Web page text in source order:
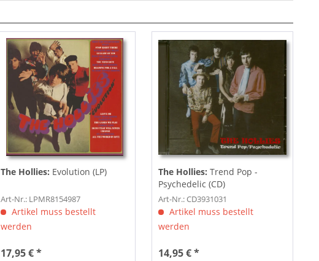
The Hollies: Evolution (LP)
Art-Nr.: LPMR8154987
Artikel muss bestellt
werden
17,95 € *
The Hollies: Trend Pop -
Psychedelic (CD)
Art-Nr.: CD3931031
Artikel muss bestellt
werden
14,95 € *